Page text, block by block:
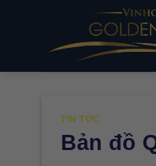
dung
TIN TỨC
Bản đồ